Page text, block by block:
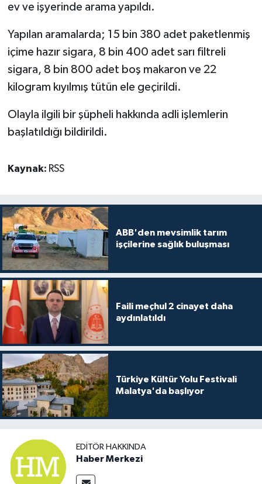
ev ve işyerinde arama yapıldı.
Yapılan aramalarda; 15 bin 380 adet paketlenmiş
içime hazır sigara, 8 bin 400 adet sarı filtreli
sigara, 8 bin 800 adet boş makaron ve 22
kilogram kıyılmış tütün ele geçirildi.
Olayla ilgili bir şüpheli hakkında adli işlemlerin
başlatıldığı bildirildi.
Kaynak: RSS
ABB'den mevsimlik tarım
işçilerine sağlık buluşması
Faili meçhul 2 cinayet daha
aydınlatıldı
Türkiye Kültür Yolu Festivali
Malatya'da başlıyor
EDITÖR HAKKINDA
Haber Merkezi